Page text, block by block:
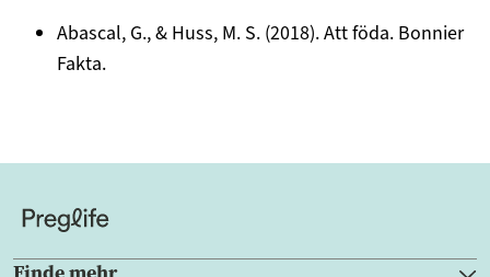
Abascal, G., & Huss, M. S. (2018). Att föda. Bonnier
Fakta.